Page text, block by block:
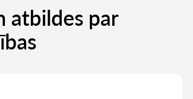
atbildes par